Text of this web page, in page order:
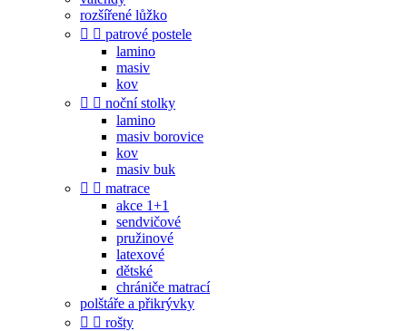
rozšířené lůžko
  patrové postele
lamino
masiv
kov
  noční stolky
lamino
masiv borovice
kov
masiv buk
  matrace
akce 1+1
sendvičové
pružinové
latexové
dětské
chrániče matrací
polštáře a přikrývky
  rošty